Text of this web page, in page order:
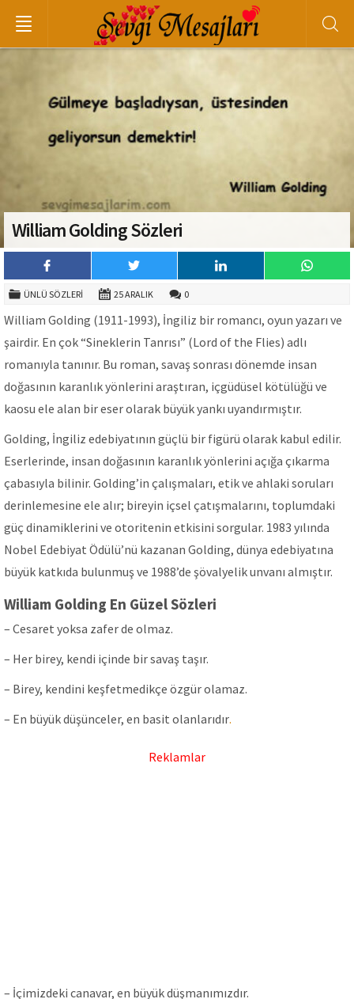
William Golding Sözleri
ÜNLÜ SÖZLERI 25 ARALIK 0
William Golding (1911-1993), İngiliz bir romancı, oyun yazarı ve
şairdir. En çok “Sineklerin Tanrısı” (Lord of the Flies) adlı
romanıyla tanınır. Bu roman, savaş sonrası dönemde insan
doğasının karanlık yönlerini araştıran, içgüdüsel kötülüğü ve
kaosu ele alan bir eser olarak büyük yankı uyandırmıştır.
Golding, İngiliz edebiyatının güçlü bir figürü olarak kabul edilir.
Eserlerinde, insan doğasının karanlık yönlerini açığa çıkarma
çabasıyla bilinir. Golding’in çalışmaları, etik ve ahlaki soruları
derinlemesine ele alır; bireyin içsel çatışmalarını, toplumdaki
güç dinamiklerini ve otoritenin etkisini sorgular. 1983 yılında
Nobel Edebiyat Ödülü’nü kazanan Golding, dünya edebiyatına
büyük katkıda bulunmuş ve 1988’de şövalyelik unvanı almıştır.
William Golding En Güzel Sözleri
– Cesaret yoksa zafer de olmaz.
– Her birey, kendi içinde bir savaş taşır.
– Birey, kendini keşfetmedikçe özgür olamaz.
– En büyük düşünceler, en basit olanlarıdır.
Reklamlar
– İçimizdeki canavar, en büyük düşmanımızdır.